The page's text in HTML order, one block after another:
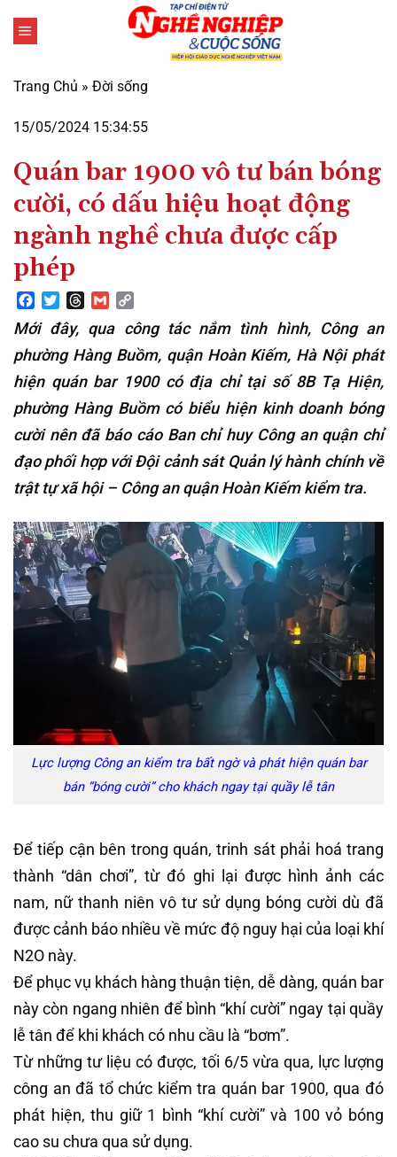
qua
dung
Trang Chủ » Đời sống
15/05/2024 15:34:55
Quán bar 1900 vô tư bán bóng
cười, có dấu hiệu hoạt động
ngành nghề chưa được cấp
phép
Facebook
TwitterThreads
Gmail
Link
Mới đây, qua công tác nắm tình hình, Công an
phường Hàng Buồm, quận Hoàn Kiếm, Hà Nội phát
hiện quán bar 1900 có địa chỉ tại số 8B Tạ Hiện,
phường Hàng Buồm có biểu hiện kinh doanh bóng
cười nên đã báo cáo Ban chỉ huy Công an quận chỉ
đạo phối hợp với Đội cảnh sát Quản lý hành chính về
trật tự xã hội – Công an quận Hoàn Kiếm kiểm tra.
Lực lượng Công an kiểm tra bất ngờ và phát hiện quán bar
bán “bóng cười” cho khách ngay tại quầy lễ tân
Để tiếp cận bên trong quán, trinh sát phải hoá trang
thành “dân chơi”, từ đó ghi lại được hình ảnh các
nam, nữ thanh niên vô tư sử dụng bóng cười dù đã
được cảnh báo nhiều về mức độ nguy hại của loại khí
N2O này.
Để phục vụ khách hàng thuận tiện, dễ dàng, quán bar
này còn ngang nhiên để bình “khí cười” ngay tại quầy
lễ tân để khi khách có nhu cầu là “bơm”.
Từ những tư liệu có được, tối 6/5 vừa qua, lực lượng
công an đã tổ chức kiểm tra quán bar 1900, qua đó
phát hiện, thu giữ 1 bình “khí cười” và 100 vỏ bóng
cao su chưa qua sử dụng.